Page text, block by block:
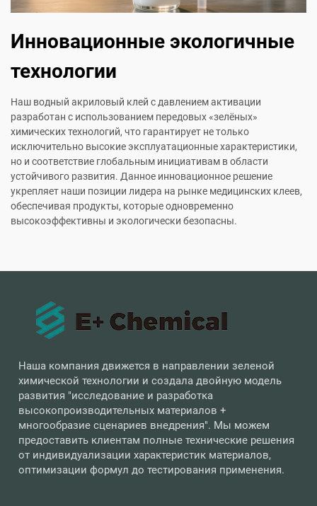
Инновационные экологичные
технологии
Наш водный акриловый клей с давлением активации
разработан с использованием передовых «зелёных»
химических технологий, что гарантирует не только
исключительно высокие эксплуатационные характеристики,
но и соответствие глобальным инициативам в области
устойчивого развития. Данное инновационное решение
укрепляет наши позиции лидера на рынке медицинских клеев,
обеспечивая продукты, которые одновременно
высокоэффективны и экологически безопасны.
Наша компания движется в направлении зеленой
химической технологии и создала двойную модель
развития "исследование и разработка
высокопроизводительных материалов +
многообразие сценариев внедрения". Мы можем
предоставить клиентам полные технические решения
от индивидуализации характеристик материалов,
оптимизации формул до тестирования применения.